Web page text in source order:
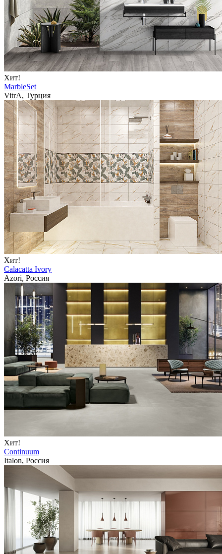
Хит!
MarbleSet
VitrA, Турция
Хит!
Calacatta Ivory
Azori, Россия
Хит!
Continuum
Italon, Россия